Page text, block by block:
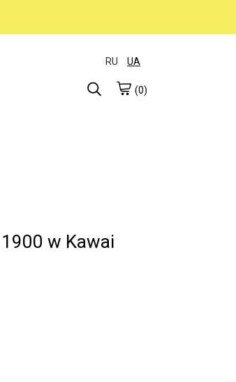
RU UA
(0)
w Kawai